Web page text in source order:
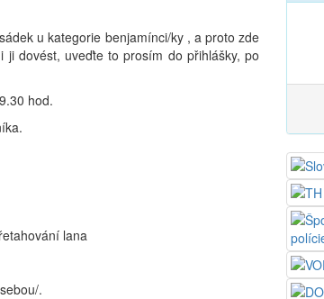
u kategorie benjamínci/ky , a proto zde
dovést, uveďte to prosím do přihlášky, po
hod.
lana
.